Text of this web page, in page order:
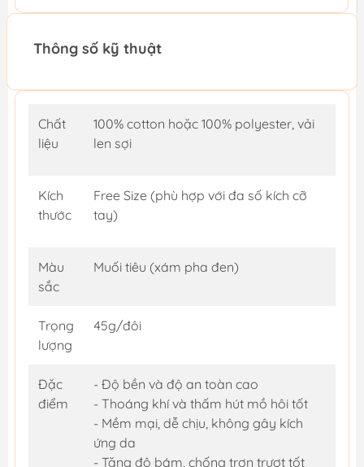
Thông số kỹ thuật
Chất
liệu
100% cotton hoặc 100% polyester, vải
len sợi
Kích
thước
Free Size (phù hợp với đa số kích cỡ
tay)
Màu
sắc
Muối tiêu (xám pha đen)
Trọng
lượng
45g/đôi
Đặc
điểm
- Độ bền và độ an toàn cao
- Thoáng khí và thấm hút mồ hôi tốt
- Mềm mại, dễ chịu, không gây kích
ứng da
- Tăng độ bám, chống trơn trượt tốt